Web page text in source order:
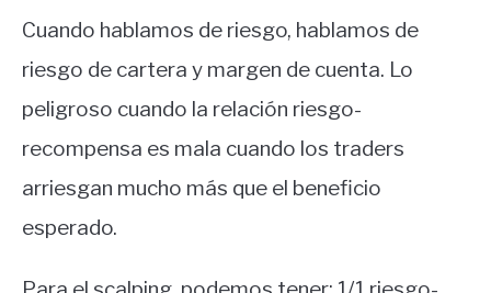
Cuando hablamos de riesgo, hablamos de
riesgo de cartera y margen de cuenta. Lo
peligroso cuando la relación riesgo-
recompensa es mala cuando los traders
arriesgan mucho más que el beneficio
esperado.